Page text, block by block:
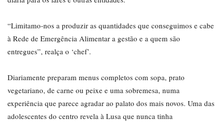
“Limitamo-nos a produzir as quantidades que conseguimos e cabe
à Rede de Emergência Alimentar a gestão e a quem são
entregues”, realça o ‘chef’.
Diariamente preparam menus completos com sopa, prato
vegetariano, de carne ou peixe e uma sobremesa, numa
experiência que parece agradar ao palato dos mais novos. Uma das
adolescentes do centro revela à Lusa que nunca tinha